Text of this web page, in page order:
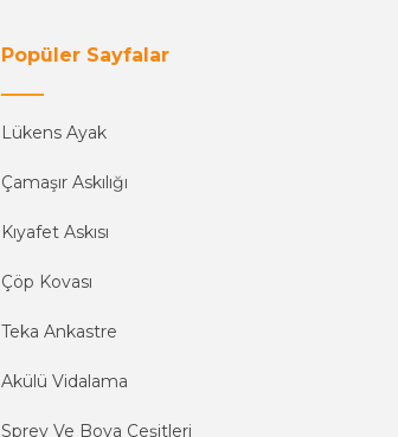
Popüler Sayfalar
Lükens Ayak
Çamaşır Askılığı
Kıyafet Askısı
Çöp Kovası
Teka Ankastre
Akülü Vidalama
Sprey Ve Boya Çeşitleri